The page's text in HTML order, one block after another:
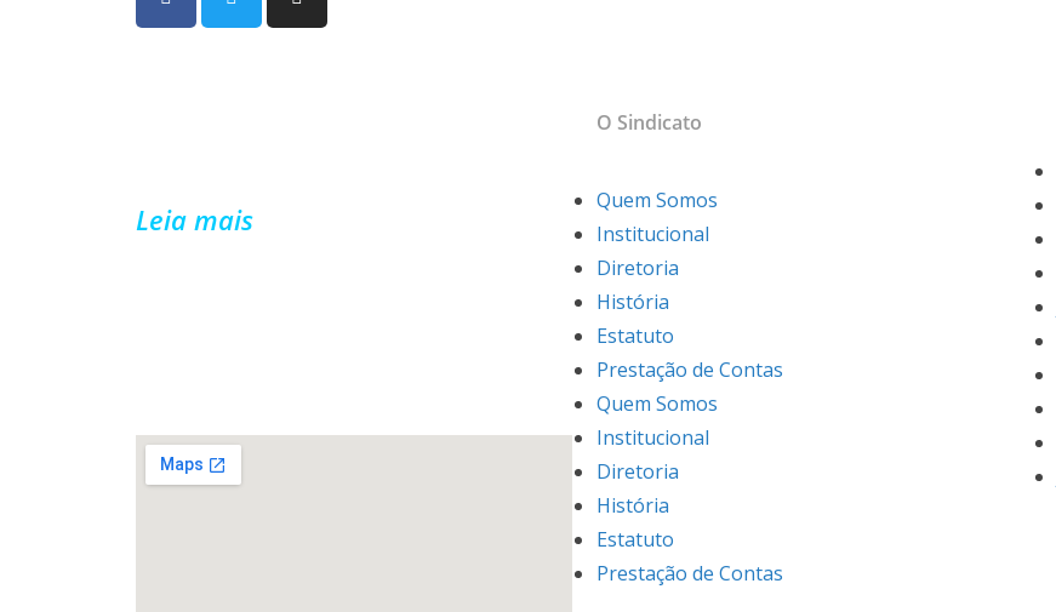
Leia mais
O Sindicato
Quem Somos
Institucional
Diretoria
História
Estatuto
Prestação de Contas
Quem Somos
Institucional
Diretoria
História
Estatuto
Prestação de Contas